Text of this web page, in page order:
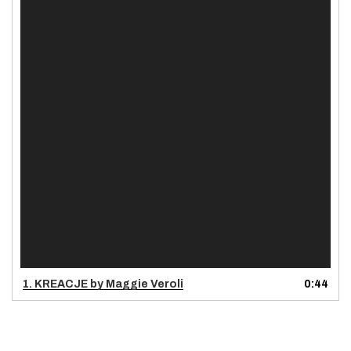
1. KREACJE by Maggie Veroli 0:44